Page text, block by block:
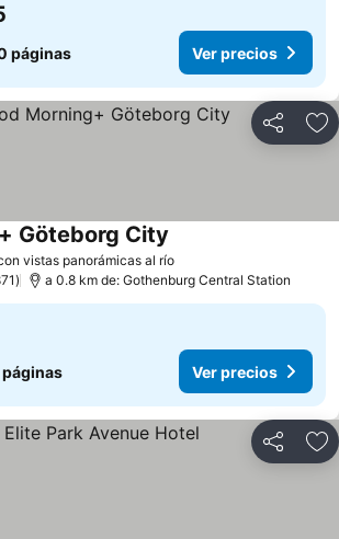
páginas Ver precios
Compartir
vistas panorámicas al ríoVer precios
Göteborg City
a 0.8 km de: Gothenburg Central Station
páginas Ver precios
Compartir